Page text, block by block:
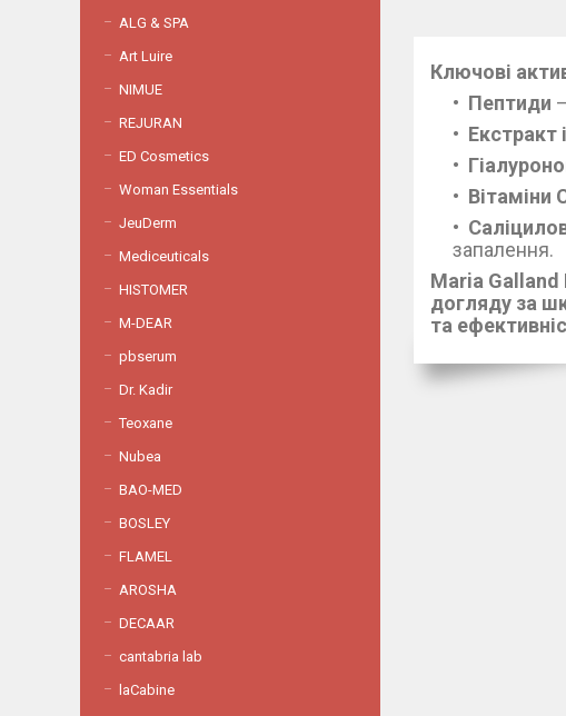
Ключові
Пептиди
Екстракт
Вітаміни
запалення.
Maria Galland
догляду за
та
ALG & SPA
Art Luire
NIMUE
REJURAN
ED Cosmetics
Woman Essentials
JeuDerm
Mediceuticals
HISTOMER
M-DEAR
pbserum
Dr. Kadir
Teoxane
Nubea
BAO-MED
BOSLEY
FLAMEL
AROSHA
DECAAR
cantabria lab
laCabine